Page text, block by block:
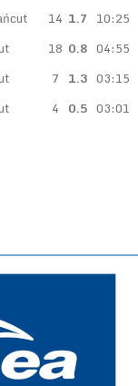
14 1.7 10:25
18 0.8 04:55
7 1.3 03:15
4 0.5 03:01